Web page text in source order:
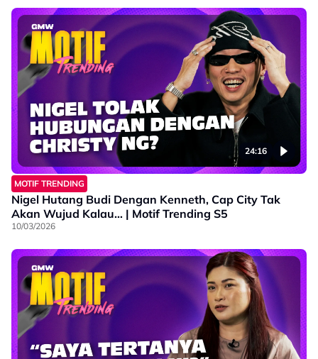
24:16
MOTIF TRENDING
Nigel Hutang Budi Dengan Kenneth, Cap City Tak
Akan Wujud Kalau… | Motif Trending S5
10/03/2026